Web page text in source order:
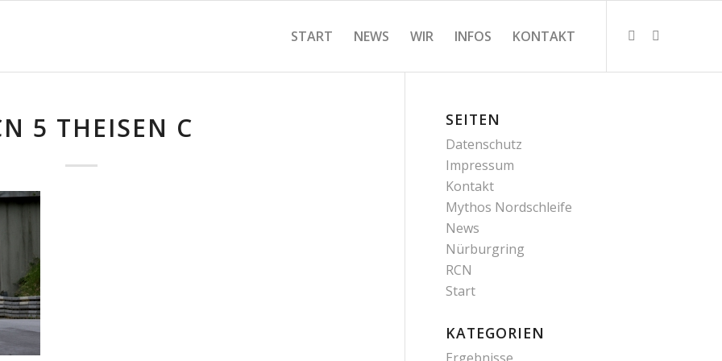
START NEWS WIR INFOS KONTAKT
5 THEISEN C SEITEN
Datenschutz
Impressum
Kontakt
Mythos Nordschleife
News
Nürburgring
RCN
Start
KATEGORIEN